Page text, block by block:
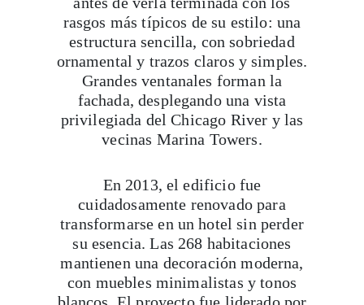
rasgos más típicos de su estilo: una
estructura sencilla, con sobriedad
ornamental y trazos claros y simples.
Grandes ventanales forman la
fachada, desplegando una vista
privilegiada del Chicago River y las
vecinas Marina Towers.
En 2013, el edificio fue
cuidadosamente renovado para
transformarse en un hotel sin perder
su esencia. Las 268 habitaciones
mantienen una decoración moderna,
con muebles minimalistas y tonos